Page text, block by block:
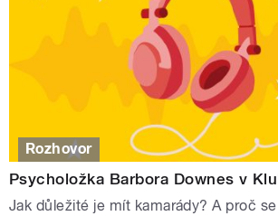
Rozhovor
Psycholožka Barbora Downes v
Jak důležité je mít kamarády? A proč